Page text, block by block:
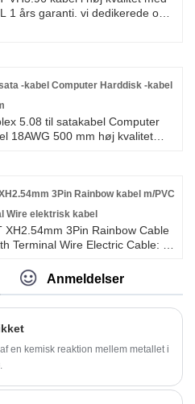
1 års garanti. vi dedikerede os
-kabel Computer Harddisk -kabel
5.08 til satakabel Computer
18AWG 500 mm høj kvalitet
Vi forventer at blive din
i Kina.
3Pin Rainbow kabel m/PVC
Wire elektrisk kabel
XH2.54mm 3Pin Rainbow Cable
Terminal Wire Electric Cable: Vi
i høj kvalitet med
1 års garanti. vi dedikerede os
forventer at blive din
i Kina.
Anmeldelser
en kemisk reaktion mellem metallet i